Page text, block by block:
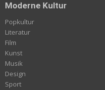
Moderne Kultur
Popkultur
Literatur
Film
Kunst
Musik
Design
Sport